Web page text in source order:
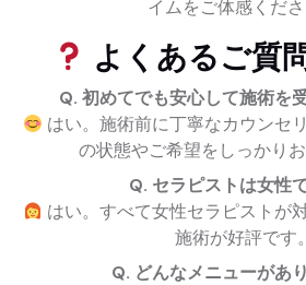
イムをご体感くだ
よくあるご質
Q. 初めてでも安心して施術を
はい。施術前に丁寧なカウンセ
の状態やご希望をしっかりお
Q. セラピストは女性
はい。すべて女性セラピストが
施術が好評です。
Q. どんなメニューがあ